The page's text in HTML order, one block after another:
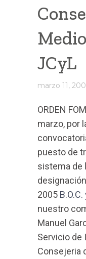
JCyL
marzo 11,
ORDEN
marzo, por
puesto de
sistema de
2005 B.O.C.
nuestro
Manuel
Servicio de
Consejeria